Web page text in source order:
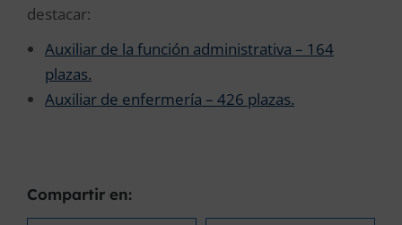
destacar:
Auxiliar de la función administrativa – 164
plazas.
Auxiliar de enfermería – 426 plazas.
Compartir en: